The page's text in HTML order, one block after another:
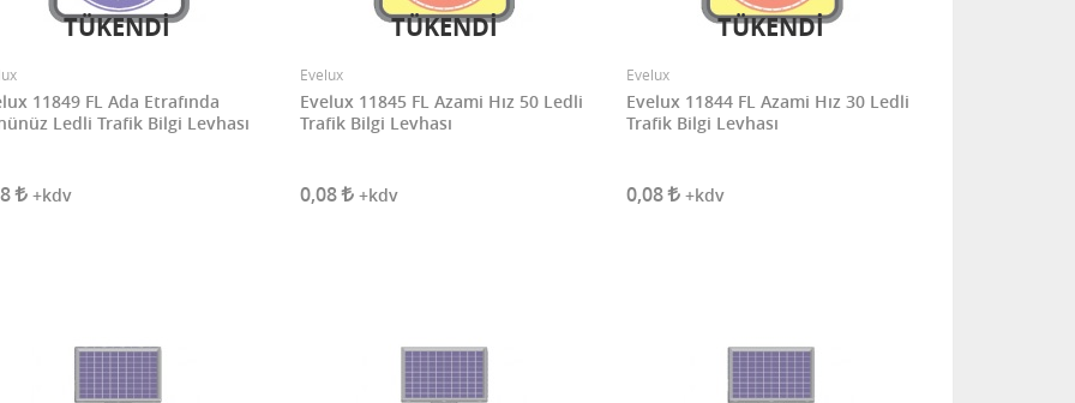
11849 FL Ada Etrafında
Ledli Trafik Bilgi Levhası
+kdv
TÜKENDİ
Evelux
Evelux 11845 FL Azami Hız 50 Ledli
Trafik Bilgi Levhası
0,08 +kdv
TÜKENDİ
Evelux
Evelux 11844 FL Azami Hız 30 Ledli
Trafik Bilgi Levhası
0,08 +kdv
TÜKENDİ